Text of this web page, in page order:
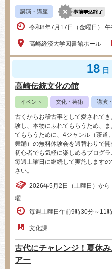
講演・講座
令和8年7月17日（金曜日）
高崎経済大学図書館ホール
18 日
高崎伝統文化の館
イベント 文化・芸術 講演
古くからお稽古事として愛されて
験し、本物にふれてもらうため、
てもらうために、4ジャンル（茶道
舞踊）の無料体験会を週替わりで開
初心者でも気軽に楽しめるプログラ
毎週土曜日に継続して実施します
さい。
2026年5月2日（土曜日）か
曜
毎週土曜日午前9時30分～11
文化課
古代にチャレンジ！夏休
アー